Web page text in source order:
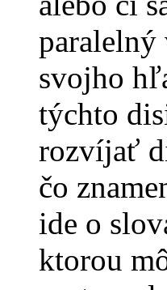
paralelný
svojho
týchto
rozvíjať
čo
ide o
ktorou